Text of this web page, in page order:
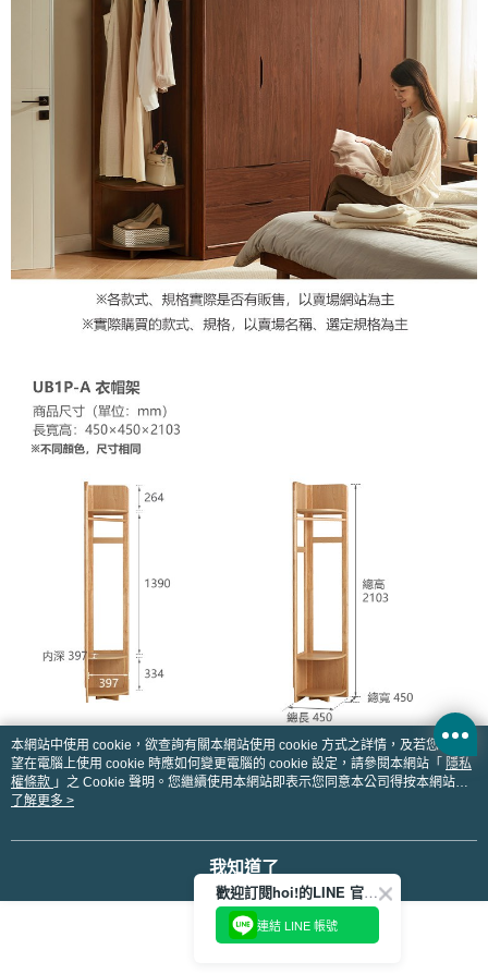
本網站中使用 cookie，欲查詢有關本網站使用 cookie 方式之詳情，及若您不希
望在電腦上使用 cookie 時應如何變更電腦的 cookie 設定，請參閱本網站「 隱私
權條款 」之 Cookie 聲明。您繼續使用本網站即表示您同意本公司得按本網站使
用條款之 Cookie 聲明使用 cookie。
了解更多 >
我知道了
歡迎訂閱hoi!的LINE 官方帳號
連結 LINE 帳號